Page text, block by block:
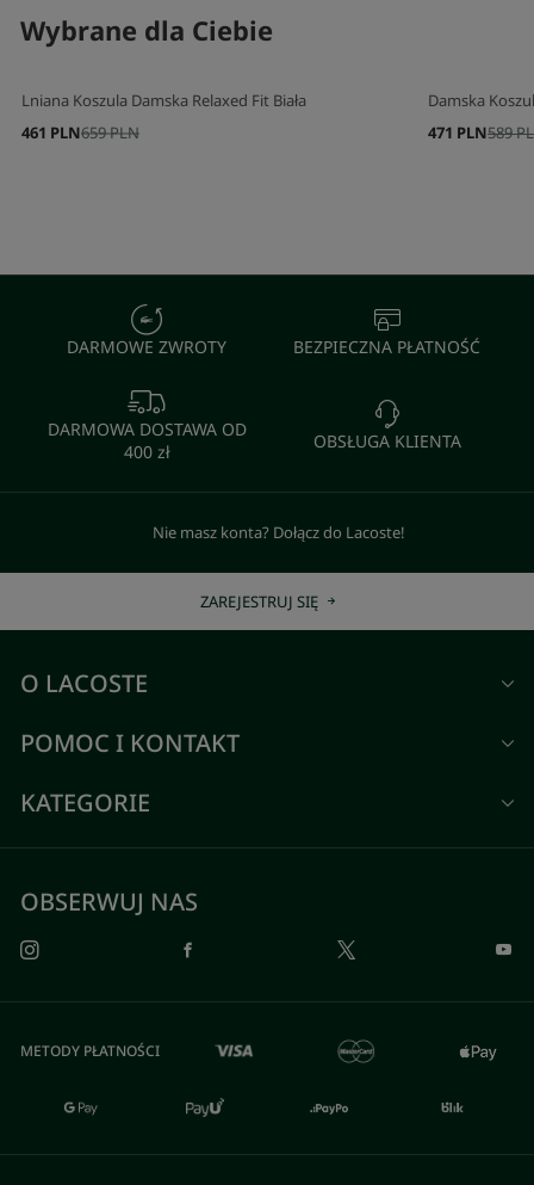
Wybrane dla Ciebie
Lniana Koszula Damska Relaxed Fit Biała
659 PLN
461 PLN
Damska
589
471 PLN
DARMOWE ZWROTY BEZPIECZNA PŁATNOŚĆ
DARMOWA DOSTAWA OD
400 zł
OBSŁUGA KLIENTA
Nie masz konta? Dołącz do Lacoste!
ZAREJESTRUJ SIĘ
O LACOSTE
POMOC I KONTAKT
KATEGORIE
OBSERWUJ NAS
METODY PŁATNOŚCI